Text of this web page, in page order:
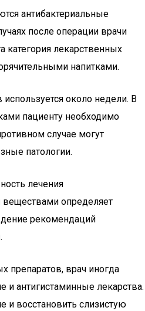
антибактериальные
после операции врачи
категория лекарственных
напитками.
около недели. В
пациенту необходимо
случае могут
патологии.
лечения
определяет
рекомендаций
препаратов, врач иногда
и антигистаминные лекарства.
и восстановить слизистую